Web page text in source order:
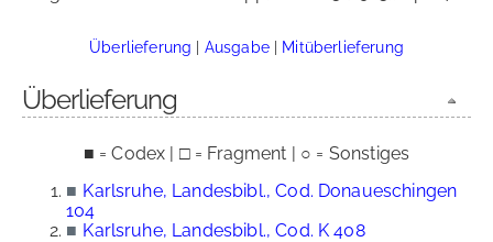
Überlieferung | Ausgabe| Mitüberlieferung
Überlieferung
■ = Codex | □ = Fragment | ○ = Sonstiges
■ Karlsruhe, Landesbibl., Cod. Donaueschingen
104
■ Karlsruhe, Landesbibl., Cod. K 408